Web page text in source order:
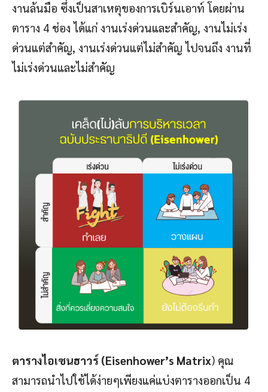
งานล้นมือ ซึ่งเป็นสาเหตุของการเบิร์นเอาท์ โดยผ่าน
ตาราง 4 ช่อง ได้แก่ งานเร่งด่วนและสำคัญ, งานไม่เร่ง
ด่วนแต่สำคัญ, งานเร่งด่วนแต่ไม่สำคัญ ไปจนถึง งานที่
ไม่เร่งด่วนและไม่สำคัญ
ตารางไอเซนฮาวร์ (Eisenhower’s Matrix) คุณ
สามารถนำไปใช้ได้ง่ายๆเพียงแค่แบ่งตารางออกเป็น 4